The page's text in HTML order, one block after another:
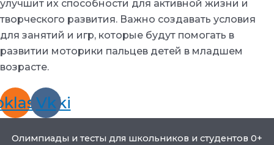
улучшит их способности для активной жизни и
творческого развития. Важно создавать условия
для занятий и игр, которые будут помогать в
развитии моторики пальцев детей в младшем
возрасте.
Vk
Олимпиады и тесты для школьников и студентов 0+